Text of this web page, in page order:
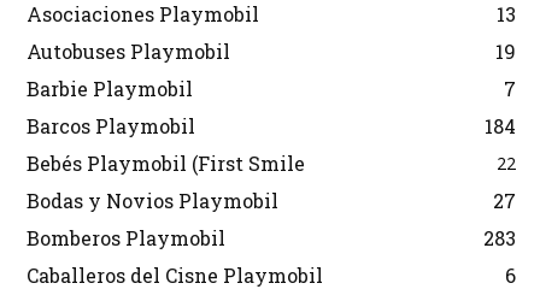
Asociaciones Playmobil
13
Autobuses Playmobil
19
Barbie Playmobil
7
Barcos Playmobil
184
Bebés Playmobil (First Smile
22
Bodas y Novios Playmobil
27
Bomberos Playmobil
283
Caballeros del Cisne Playmobil
6